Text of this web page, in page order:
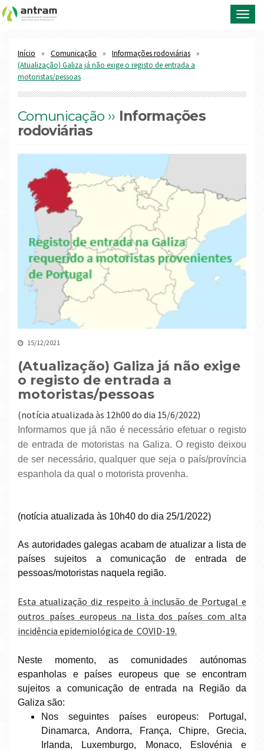
Início Comunicação
Informações rodoviárias
(Atualização) Galiza já não exige o registo de entrada a
motoristas/pessoas
Comunicação ›› Informações
rodoviárias
15/12/2021
(Atualização) Galiza já não exige
o registo de entrada a
motoristas/pessoas
(notícia atualizada às 12h00 do dia 15/6/2022)
Informamos que já não é necessário efetuar o registo
de entrada de motoristas na Galiza. O registo deixou
de ser necessário, qualquer que seja o país/província
espanhola da qual o motorista provenha.
(notícia atualizada às 10h40 do dia 25/1/2022)
As autoridades galegas acabam de atualizar a lista de
países sujeitos a comunicação de entrada de
pessoas/motoristas naquela região.
Esta atualização diz respeito à inclusão de Portugal e
outros países europeus na lista dos países com alta
incidência epidemiológica de COVID-19.
Neste momento, as comunidades autónomas
espanholas e países europeus que se encontram
sujeitos a comunicação de entrada na Região da
Galiza são:
Nos seguintes países europeus: Portugal,
Dinamarca, Andorra, França, Chipre, Grecia,
Irlanda, Luxemburgo, Monaco, Eslovénia e